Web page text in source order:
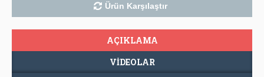
Ürün Karşılaştır
AÇIKLAMA
VIDEOLAR